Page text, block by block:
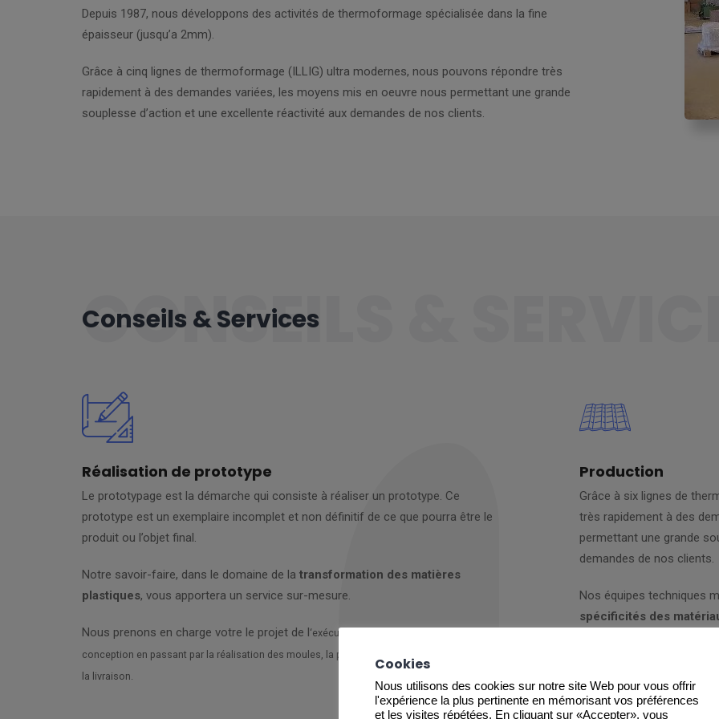
Depuis 1987, nous développons des activités de thermoformage spécialisée dans la fine
épaisseur (jusqu’a 2mm).
Grâce à cinq lignes de thermoformage (ILLIG) ultra modernes, nous pouvons répondre très
rapidement à des demandes variées, les moyens mis en oeuvre nous permettant une grande
souplesse d’action et une excellente réactivité aux demandes de nos clients.
CONSEILS &
Conseils & Services
Réalisation de prototype
Le prototypage est la démarche qui consiste à réaliser un prototype. Ce
prototype est un exemplaire incomplet et non définitif de ce que pourra être le
produit ou l’objet final.
Notre savoir-faire, dans le domaine de la transformation des matières
plastiques, vous apportera un service sur-mesure.
Nous prenons en charge votre le projet de l‘exécution d’un prototype, à sa
conception en passant par la réalisation des moules, la production, le conditionnement et
la livraison.
Production
Grâce à six lignes de
très rapidement à des
permettant une grande
demandes de nos clients.
Nos équipes techniques
spécificités des
Cookies
Nous utilisons des cookies sur notre site Web pour vous offrir
l'expérience la plus pertinente en mémorisant vos préférences
et les visites répétées. En cliquant sur «Accepter», vous